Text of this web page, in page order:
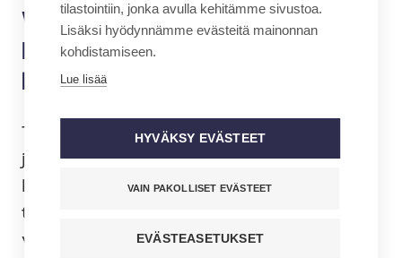
Webinaari: SOS-​
Kehittäjänuoret
lastensuojelua kehittämässä
Tehyn sosiaalialan verkoston webinaarit
jatkuvat 26.4., jolloin aiheena on
lastensuojelu. Mukana ko­ke­mus­asian­
tun­ti­jat kertomassa aiheesta ja
vastaamassa kysymyksiin.
tilastointiin, jonka avulla kehitämme sivustoa.
Lisäksi hyödynnämme evästeitä mainonnan
kohdistamiseen.
Lue lisää
HYVÄKSY EVÄSTEET
VAIN PAKOLLISET EVÄSTEET
EVÄSTEASETUKSET